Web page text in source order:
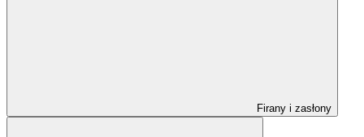
Firany i zasłony